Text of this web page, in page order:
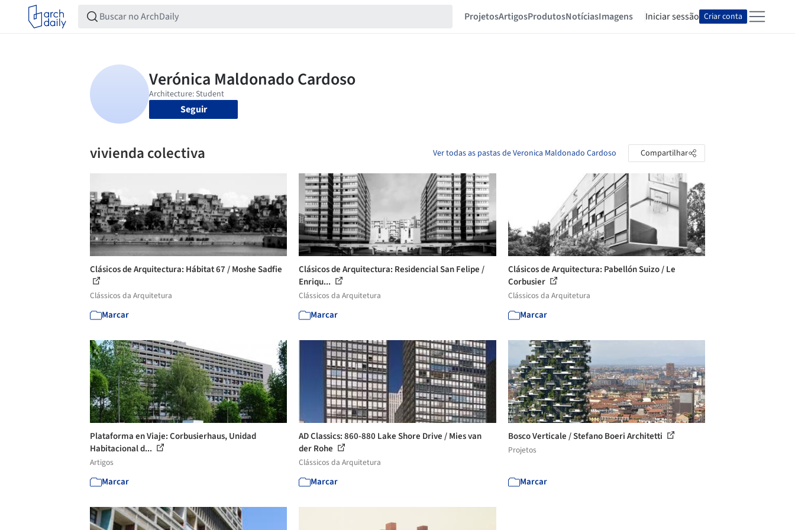
ProjetosArtigosProdutosNotíciasImagens Iniciar sessão Criar conta
Seguir
vivienda colectiva Ver todas as pastas de Veronica Maldonado Cardoso Compartilhar
Clásicos de Arquitectura: Hábitat 67 / Moshe Sadfie
Clássicos da Arquitetura
Marcar
Clásicos de Arquitectura: Residencial San Felipe /
Enriqu...
Clássicos da Arquitetura
Marcar
Clásicos de Arquitectura: Pabellón Suizo / Le
Corbusier
Clássicos da Arquitetura
Marcar
Plataforma en Viaje: Corbusierhaus, Unidad
Habitacional d...
Artigos
Marcar
AD Classics: 860-880 Lake Shore Drive / Mies van
der Rohe
Clássicos da Arquitetura
Marcar
Bosco Verticale / Stefano Boeri Architetti
Projetos
Marcar